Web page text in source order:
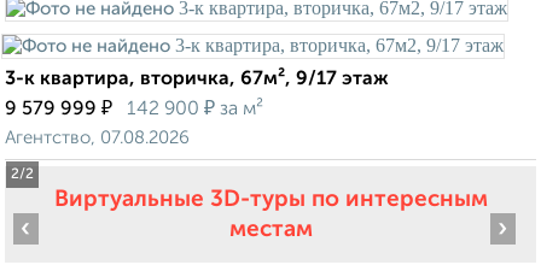
2/2
3-к квартира, вторичка, 67м², 9/17 этаж
9 579 999 ₽ 142 900 ₽ за м²
Агентство, 07.08.2026
Виртуальные 3D-туры по интересным
местам
‹ ›